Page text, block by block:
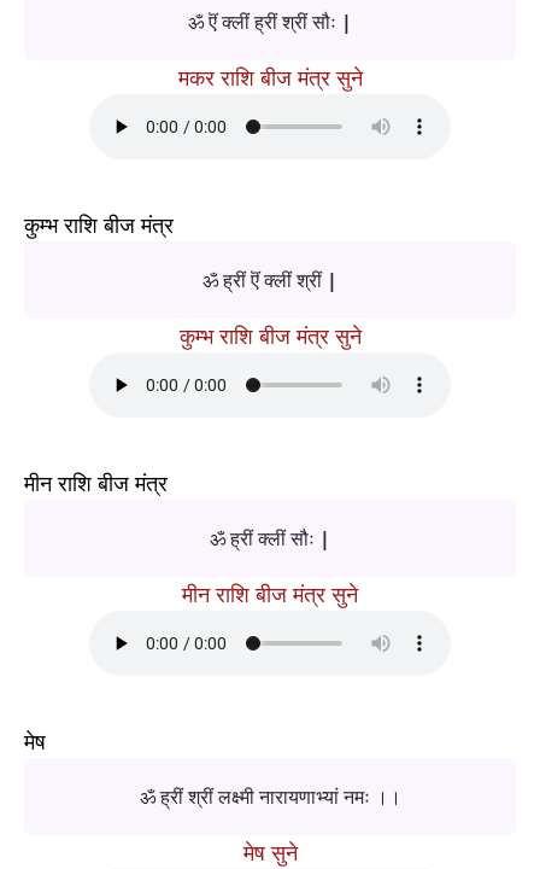
ॐ ऎं क्लीं ह्रीं श्रीं सौः |
मकर राशि बीज मंत्र सुने
कुम्भ राशि बीज मंत्र
ॐ ह्रीं ऎं क्लीं श्रीं |
कुम्भ राशि बीज मंत्र सुने
मीन राशि बीज मंत्र
ॐ ह्रीं क्लीं सौः |
मीन राशि बीज मंत्र सुने
मेष
ॐ ह्रीं श्रीं लक्ष्मी नारायणाभ्यां नमः ।।
मेष सुने